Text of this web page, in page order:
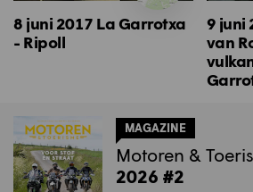
8 juni 2017 La Garrotxa
- Ripoll
9 juni
van
MAGAZINE
Motoren &
2026 #2